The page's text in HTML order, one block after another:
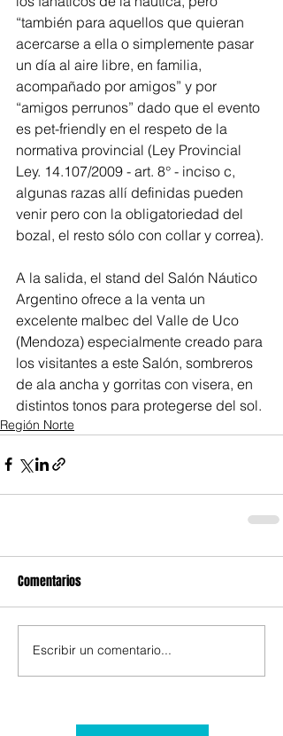
“también para aquellos que quieran
acercarse a ella o simplemente pasar
un día al aire libre, en familia,
acompañado por amigos” y por
“amigos perrunos” dado que el evento
es pet-friendly en el respeto de la
normativa provincial (Ley Provincial
Ley. 14.107/2009 - art. 8° - inciso c,
algunas razas allí definidas pueden
venir pero con la obligatoriedad del
bozal, el resto sólo con collar y correa).
A la salida, el stand del Salón Náutico
Argentino ofrece a la venta un
excelente malbec del Valle de Uco
(Mendoza) especialmente creado para
los visitantes a este Salón, sombreros
de ala ancha y gorritas con visera, en
distintos tonos para protegerse del sol.
Región Norte
Comentarios
Escribir un comentario...